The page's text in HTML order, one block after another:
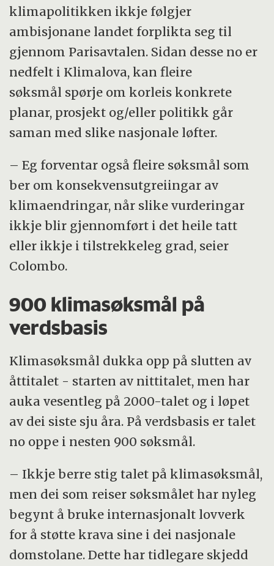
klimapolitikken ikkje følgjer
ambisjonane landet forplikta seg til
gjennom Parisavtalen. Sidan desse no er
nedfelt i Klimalova, kan fleire
søksmål spørje om korleis konkrete
planar, prosjekt og/eller politikk går
saman med slike nasjonale løfter.
– Eg forventar også fleire søksmål som
ber om konsekvensutgreiingar av
klimaendringar, når slike vurderingar
ikkje blir gjennomført i det heile tatt
eller ikkje i tilstrekkeleg grad, seier
Colombo.
900 klimasøksmål på
verdsbasis
Klimasøksmål dukka opp på slutten av
åttitalet - starten av nittitalet, men har
auka vesentleg på 2000-talet og i løpet
av dei siste sju åra. På verdsbasis er talet
no oppe i nesten 900 søksmål.
– Ikkje berre stig talet på klimasøksmål,
men dei som reiser søksmålet har nyleg
begynt å bruke internasjonalt lovverk
for å støtte krava sine i dei nasjonale
domstolane. Dette har tidlegare skjedd